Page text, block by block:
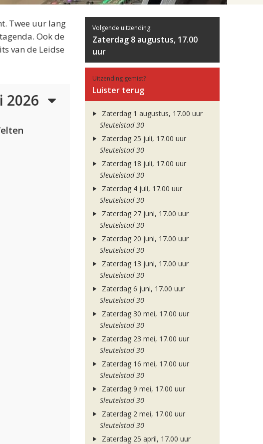
Twee uur lang
Ook de
van de Leidse
2026
Volgende uitzending:
Zaterdag 8 augustus, 17.00
uur
Uitzending gemist?
Luister terug
Zaterdag 1 augustus, 17.00 uur
Sleutelstad 30
Zaterdag 25 juli, 17.00 uur
Sleutelstad 30
Zaterdag 18 juli, 17.00 uur
Sleutelstad 30
Zaterdag 4 juli, 17.00 uur
Sleutelstad 30
Zaterdag 27 juni, 17.00 uur
Sleutelstad 30
Zaterdag 20 juni, 17.00 uur
Sleutelstad 30
Zaterdag 13 juni, 17.00 uur
Sleutelstad 30
Zaterdag 6 juni, 17.00 uur
Sleutelstad 30
Zaterdag 30 mei, 17.00 uur
Sleutelstad 30
Zaterdag 23 mei, 17.00 uur
Sleutelstad 30
Zaterdag 16 mei, 17.00 uur
Sleutelstad 30
Zaterdag 9 mei, 17.00 uur
Sleutelstad 30
Zaterdag 2 mei, 17.00 uur
Sleutelstad 30
Zaterdag 25 april, 17.00 uur